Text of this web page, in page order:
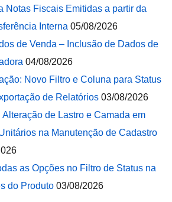
Notas Fiscais Emitidas a partir da
Interna 05/08/2026
de Venda – Inclusão de Dados de
04/08/2026
Novo Filtro e Coluna para Status
de Relatórios 03/08/2026
Alteração de Lastro e Camada em
na Manutenção de Cadastro
as Opções no Filtro de Status na
do Produto 03/08/2026